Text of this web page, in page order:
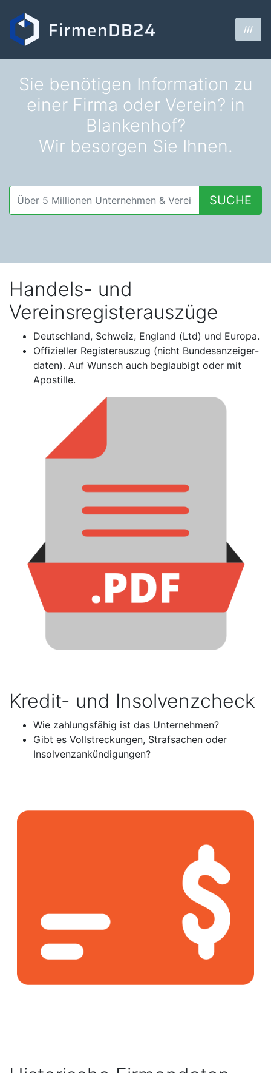
///
Sie benötigen Information zu
einer Firma oder Verein? in
Blankenhof?
Wir besorgen Sie Ihnen.
SUCHE
Handels- und
Vereinsregisterauszüge
Deutschland, Schweiz, England (Ltd) und Europa.
Offizieller Registerauszug (nicht Bundesanzeiger-
daten). Auf Wunsch auch beglaubigt oder mit
Apostille.
Kredit- und Insolvenzcheck
Wie zahlungsfähig ist das Unternehmen?
Gibt es Vollstreckungen, Strafsachen oder
Insolvenzankündigungen?